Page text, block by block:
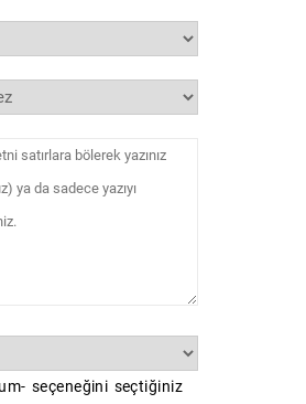
seçeneğini seçtiğiniz